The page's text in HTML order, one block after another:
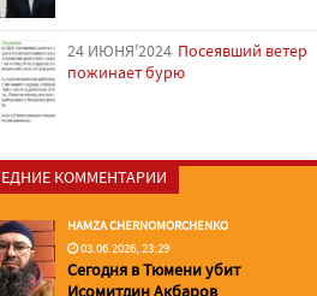
24 ИЮНЯ'2024 Посеявший ветер
пожинает бурю
КОММЕНТАРИИ
HAMZA CHERNOMORCHENKO
03.06.2026, 23:29
Сегодня в Тюмени убит
Исомитдин Акбаров